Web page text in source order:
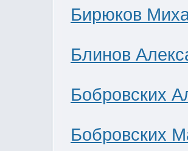
Бирюков
Блинов
Бобровских
Бобровских